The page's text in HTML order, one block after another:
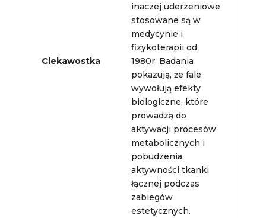
Ciekawostka
inaczej uderzeniowe
stosowane są w
medycynie i
fizykoterapii od
1980r. Badania
pokazują, że fale
wywołują efekty
biologiczne, które
prowadzą do
aktywacji procesów
metabolicznych i
pobudzenia
aktywności tkanki
łącznej podczas
zabiegów
estetycznych.